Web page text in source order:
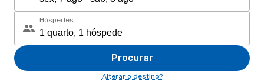
Hóspedes
Procurar
Alterar o destino?